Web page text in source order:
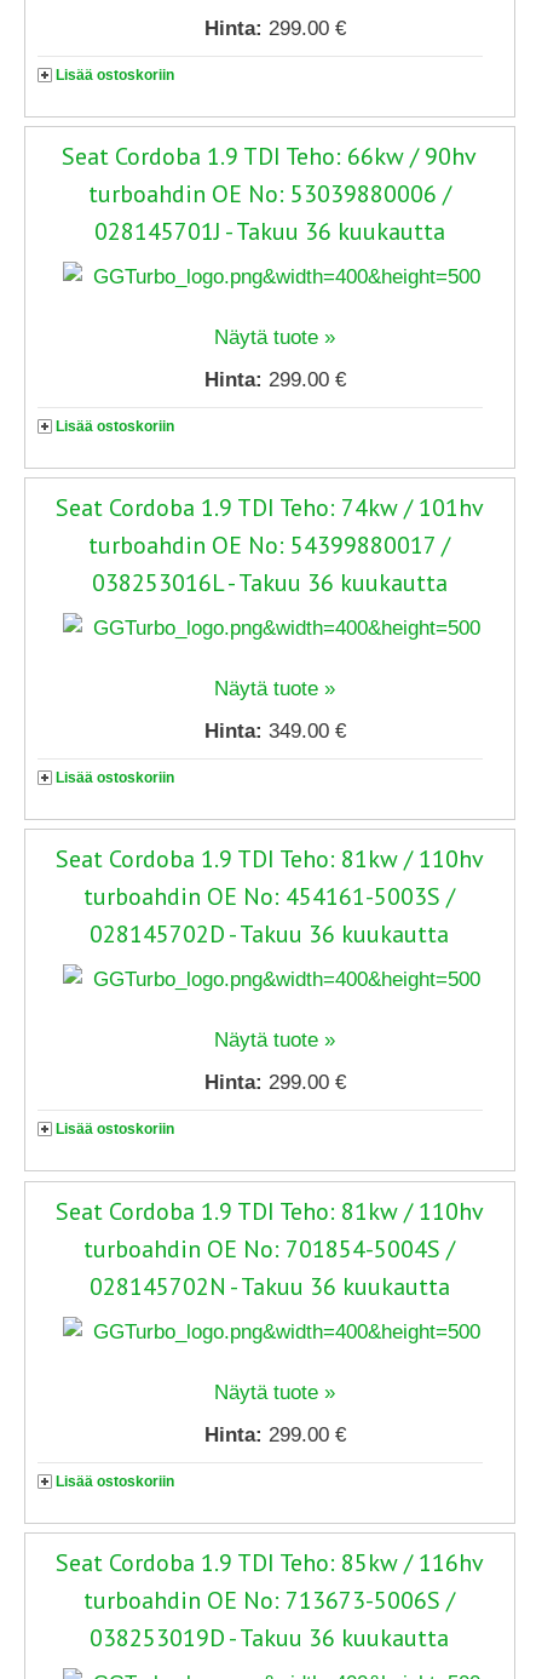
Hinta: 299.00 €
Lisää ostoskoriin
Seat Cordoba 1.9 TDI Teho: 66kw / 90hv
turboahdin OE No: 53039880006 /
028145701J - Takuu 36 kuukautta
Näytä tuote »
Hinta: 299.00 €
Lisää ostoskoriin
Seat Cordoba 1.9 TDI Teho: 74kw / 101hv
turboahdin OE No: 54399880017 /
038253016L - Takuu 36 kuukautta
Näytä tuote »
Hinta: 349.00 €
Lisää ostoskoriin
Seat Cordoba 1.9 TDI Teho: 81kw / 110hv
turboahdin OE No: 454161-5003S /
028145702D - Takuu 36 kuukautta
Näytä tuote »
Hinta: 299.00 €
Lisää ostoskoriin
Seat Cordoba 1.9 TDI Teho: 81kw / 110hv
turboahdin OE No: 701854-5004S /
028145702N - Takuu 36 kuukautta
Näytä tuote »
Hinta: 299.00 €
Lisää ostoskoriin
Seat Cordoba 1.9 TDI Teho: 85kw / 116hv
turboahdin OE No: 713673-5006S /
038253019D - Takuu 36 kuukautta